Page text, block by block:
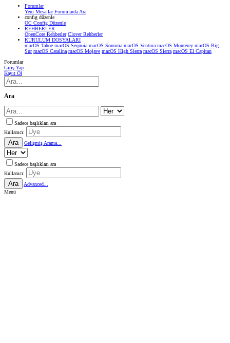
Forumlar
Yeni Mesajlar Forumlarda Ara
confıg düzenle
OC Config Düzenle
REHBERLER
OpenCore Rehberler Clover Rehberler
KURULUM DOSYALARI
macOS Tahoe macOS Sequoia macOS Sonoma macOS Ventura macOS Monterey macOS Big
Sur macOS Catalina macOS Mojave macOS High Sierra macOS Sierra macOS El Capitan
Forumlar
Giriş Yap
Kayıt Ol
Ara
Sadece başlıkları ara
Kullanıcı:
Ara Gelişmiş Arama...
Sadece başlıkları ara
Kullanıcı:
Ara
Advanced...
Menü